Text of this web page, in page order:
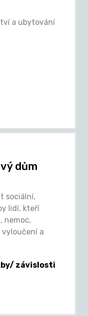
a ubytování
dům
sociální,
lidí, kteří
nemoc,
a
závislosti